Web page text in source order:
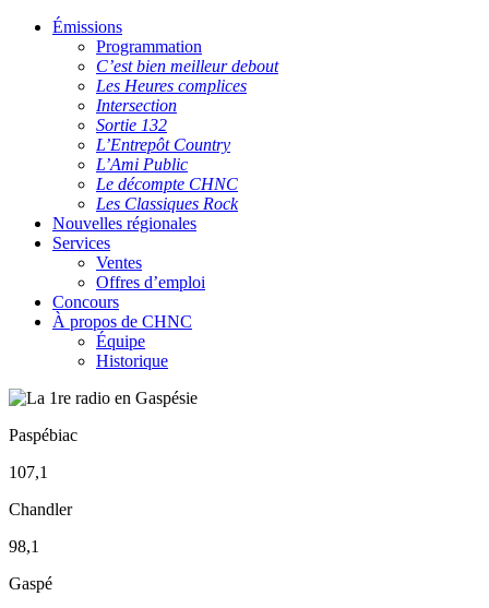
Émissions
Programmation
C’est bien meilleur debout
Les Heures complices
Intersection
Sortie 132
L’Entrepôt Country
L’Ami Public
Le décompte CHNC
Les Classiques Rock
Nouvelles régionales
Services
Ventes
Offres d’emploi
Concours
À propos de CHNC
Équipe
Historique
Paspébiac
107,1
Chandler
98,1
Gaspé